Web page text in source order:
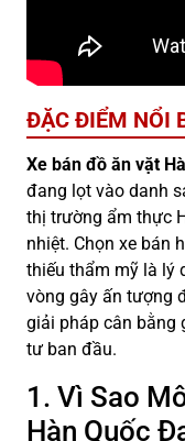
ĐẶC ĐIỂM NỔI
Xe bán đồ ăn vặt
đang lọt vào danh
thị trường ẩm thực
nhiệt. Chọn xe bán
thiếu thẩm mỹ là lý
vòng gây ấn tượng
giải pháp cân bằng
tư ban đầu.
1. Vì Sao
Hàn Quốc